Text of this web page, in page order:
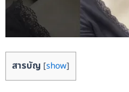
สารบัญ [show]